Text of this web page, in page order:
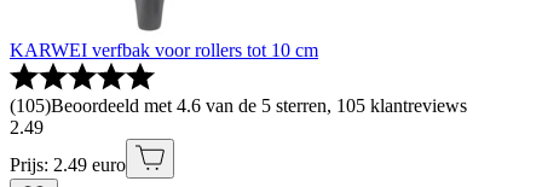
KARWEI verfbak voor rollers tot 10 cm
(105)Beoordeeld met 4.6 van de 5 sterren, 105 klantreviews
2.49
Prijs: 2.49 euro